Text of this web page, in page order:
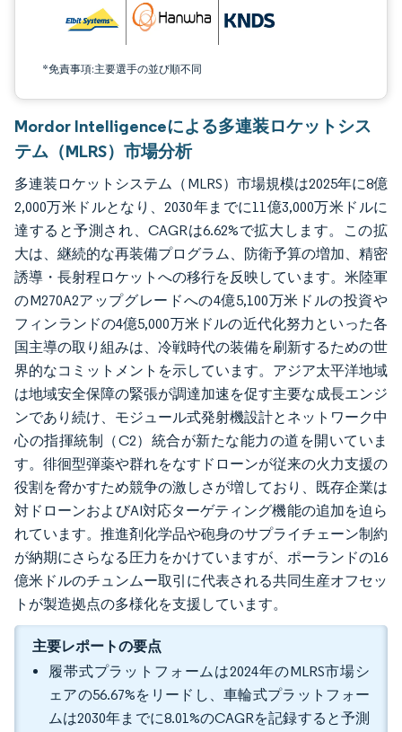
*免責事項:主要選手の並び順不同
Mordor Intelligenceによる多連装ロケットシス
テム（MLRS）市場分析
多連装ロケットシステム（MLRS）市場規模は2025年に8億
2,000万米ドルとなり、2030年までに11億3,000万米ドルに
達すると予測され、CAGRは6.62%で拡大します。この拡
大は、継続的な再装備プログラム、防衛予算の増加、精密
誘導・長射程ロケットへの移行を反映しています。米陸軍
のM270A2アップグレードへの4億5,100万米ドルの投資や
フィンランドの4億5,000万米ドルの近代化努力といった各
国主導の取り組みは、冷戦時代の装備を刷新するための世
界的なコミットメントを示しています。アジア太平洋地域
は地域安全保障の緊張が調達加速を促す主要な成長エンジ
ンであり続け、モジュール式発射機設計とネットワーク中
心の指揮統制（C2）統合が新たな能力の道を開いていま
す。徘徊型弾薬や群れをなすドローンが従来の火力支援の
役割を脅かすため競争の激しさが増しており、既存企業は
対ドローンおよびAI対応ターゲティング機能の追加を迫ら
れています。推進剤化学品や砲身のサプライチェーン制約
が納期にさらなる圧力をかけていますが、ポーランドの16
億米ドルのチュンムー取引に代表される共同生産オフセッ
トが製造拠点の多様化を支援しています。
主要レポートの要点
履帯式プラットフォームは2024年のMLRS市場シ
ェアの56.67%をリードし、車輪式プラットフォー
ムは2030年までに8.01%のCAGRを記録すると予測